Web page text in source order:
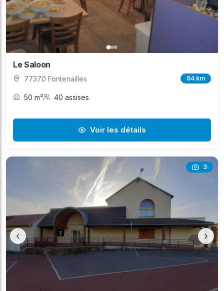
Le Saloon
77370 Fontenailles 94 km
50 m² 40 assises
Voir les détails
3
‹ ›